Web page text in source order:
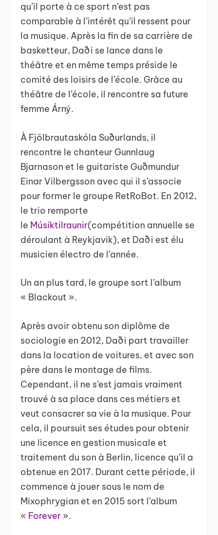
qu’il porte à ce sport n’est pas
comparable à l’intérêt qu’il ressent pour
la musique. Après la fin de sa carrière de
basketteur, Daði se lance dans le
théâtre et en même temps préside le
comité des loisirs de l’école. Grâce au
théâtre de l’école, il rencontre sa future
femme Árný.
À Fjölbrautaskóla Suðurlands, il
rencontre le chanteur Gunnlaug
Bjarnason et le guitariste Guðmundur
Einar Vilbergsson avec qui il s’associe
pour former le groupe RetRoBot. En 2012,
le trio remporte
le Músíktilraunir(compétition annuelle se
déroulant à Reykjavik), et Daði est élu
musicien électro de l’année.
Un an plus tard, le groupe sort l’album
« Blackout ».
Après avoir obtenu son diplôme de
sociologie en 2012, Daði part travailler
dans la location de voitures, et avec son
père dans le montage de films.
Cependant, il ne s’est jamais vraiment
trouvé à sa place dans ces métiers et
veut consacrer sa vie à la musique. Pour
cela, il poursuit ses études pour obtenir
une licence en gestion musicale et
traitement du son à Berlin, licence qu’il a
obtenue en 2017. Durant cette période, il
commence à jouer sous le nom de
Mixophrygian et en 2015 sort l’album
« Forever ».